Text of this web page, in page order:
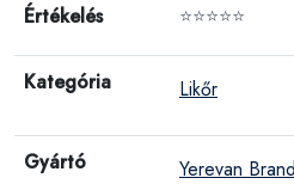
Értékelés ⭐⭐⭐⭐⭐
Kategória Likőr
Gyártó Yerevan